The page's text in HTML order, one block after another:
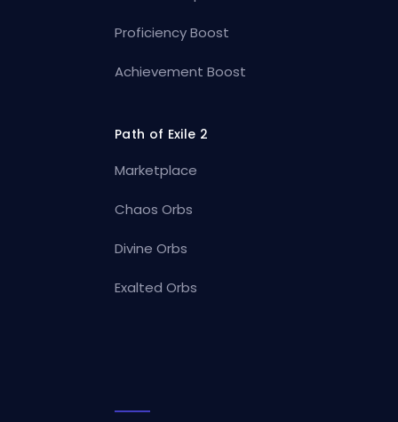
Proficiency Boost
Achievement Boost
Path of Exile 2
Marketplace
Chaos Orbs
Divine Orbs
Exalted Orbs